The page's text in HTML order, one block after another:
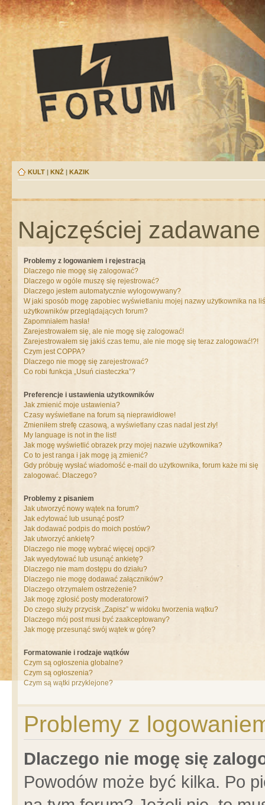
KULT | KNŻ | KAZIK
Najczęściej
Problemy z logowaniem i rejestracją
Dlaczego nie mogę się zalogować?
Dlaczego w ogóle muszę się rejestrować?
Dlaczego jestem automatycznie wylogowywany?
W jaki sposób mogę zapobiec wyświetlaniu mojej nazwy użytkownika na
użytkowników przeglądających forum?
Zapomniałem hasła!
Zarejestrowałem się, ale nie mogę się zalogować!
Zarejestrowałem się jakiś czas temu, ale nie mogę się teraz zalogować!?!
Czym jest COPPA?
Dlaczego nie mogę się zarejestrować?
Co robi funkcja „Usuń ciasteczka”?
Preferencje i ustawienia użytkowników
Jak zmienić moje ustawienia?
Czasy wyświetlane na forum są nieprawidłowe!
Zmieniłem strefę czasową, a wyświetlany czas nadal jest zły!
My language is not in the list!
Jak mogę wyświetlić obrazek przy mojej nazwie użytkownika?
Co to jest ranga i jak mogę ją zmienić?
Gdy próbuję wysłać wiadomość e-mail do użytkownika, forum każe mi się
zalogować. Dlaczego?
Problemy z pisaniem
Jak utworzyć nowy wątek na forum?
Jak edytować lub usunąć post?
Jak dodawać podpis do moich postów?
Jak utworzyć ankietę?
Dlaczego nie mogę wybrać więcej opcji?
Jak wyedytować lub usunąć ankietę?
Dlaczego nie mam dostępu do działu?
Dlaczego nie mogę dodawać załączników?
Dlaczego otrzymałem ostrzeżenie?
Jak mogę zgłosić posty moderatorowi?
Do czego służy przycisk „Zapisz” w widoku tworzenia wątku?
Dlaczego mój post musi być zaakceptowany?
Jak mogę przesunąć swój wątek w górę?
Formatowanie i rodzaje wątków
Czym są ogłoszenia globalne?
Czym są ogłoszenia?
Czym są wątki przyklejone?
Problemy z
Dlaczego nie mogę się
Powodów może być kilka. Po